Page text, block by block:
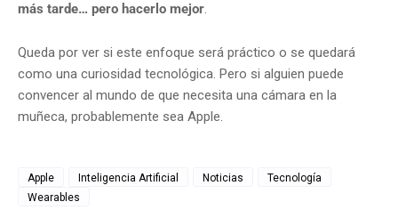
más tarde… pero hacerlo mejor.
Queda por ver si este enfoque será práctico o se quedará
como una curiosidad tecnológica. Pero si alguien puede
convencer al mundo de que necesita una cámara en la
muñeca, probablemente sea Apple.
Apple Inteligencia Artificial Noticias
Tecnología
Wearables